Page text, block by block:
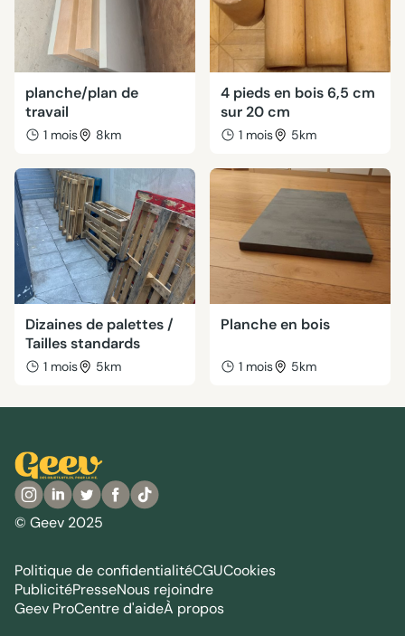
planche/plan de
travail
1 mois 8km
4 pieds en bois 6,5 cm
sur 20 cm
1 mois 5km
Dizaines de palettes /
Tailles standards
1 mois 5km
Planche en bois
1 mois 5km
© Geev 2025
Politique de confidentialitéCGUCookies
PublicitéPresseNous rejoindre
Geev ProCentre d'aideÀ propos